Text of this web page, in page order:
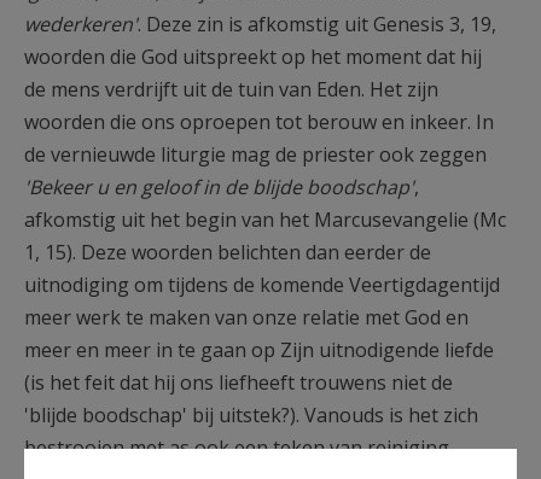
wederkeren'. Deze zin is afkomstig uit Genesis 3, 19,
woorden die God uitspreekt op het moment dat hij
de mens verdrijft uit de tuin van Eden. Het zijn
woorden die ons oproepen tot berouw en inkeer. In
de vernieuwde liturgie mag de priester ook zeggen
'Bekeer u en geloof in de blijde boodschap',
afkomstig uit het begin van het Marcusevangelie (Mc
1, 15). Deze woorden belichten dan eerder de
uitnodiging om tijdens de komende Veertigdagentijd
meer werk te maken van onze relatie met God en
meer en meer in te gaan op Zijn uitnodigende liefde
(is het feit dat hij ons liefheeft trouwens niet de
'blijde boodschap' bij uitstek?). Vanouds is het zich
bestrooien met as ook een teken van reiniging.